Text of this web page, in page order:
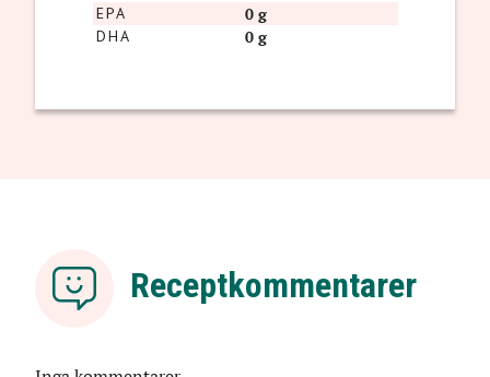
EPA 0 g
DHA 0 g
Receptkommentarer